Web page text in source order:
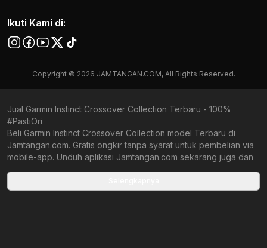
Ikuti Kami di:
Copyright © 2026 JAMTANGAN.COM, All Rights Reserved.
Jual Garmin Instinct Crossover Collection Terbaru - 100%
#PastiOri
Beli Garmin Instinct Crossover Collection model Terbaru di
Jamtangan.com. Gratis ongkir tanpa syarat untuk pembelian via
mobile-app. Unduh aplikasi Jamtangan.com sekarang juga dan
Collections terbaru yang ada di Jamtangan.com